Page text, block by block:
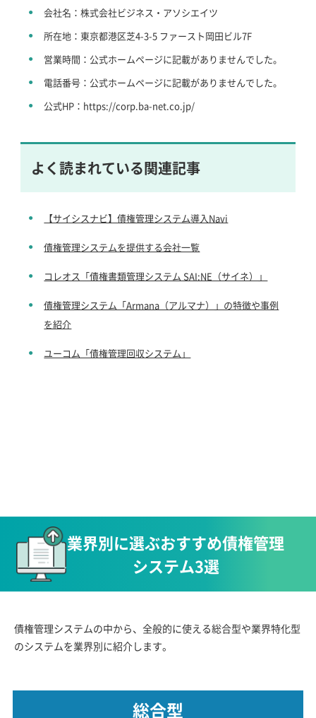
会社名：株式会社ビジネス・アソシエイツ
所在地：東京都港区芝4-3-5 ファースト岡田ビル7F
営業時間：公式ホームページに記載がありませんでした。
電話番号：公式ホームページに記載がありませんでした。
公式HP：https://corp.ba-net.co.jp/
よく読まれている関連記事
【サイシスナビ】債権管理システム導入Navi
債権管理システムを提供する会社一覧
コレオス「債権書類管理システム SAI:NE（サイネ）」
債権管理システム「Armana（アルマナ）」の特徴や事例
を紹介
ユーコム「債権管理回収システム」
業界別に選ぶおすすめ債権管理
システム3選
債権管理システムの中から、全般的に使える総合型や業界特化型
のシステムを業界別に紹介します。
総合型